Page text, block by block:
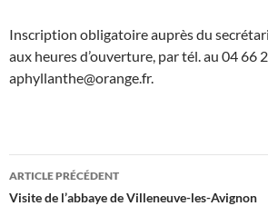
Inscription obligatoire auprès du
aux heures d’ouverture, par tél. au 04 66
aphyllanthe@orange.fr.
Navigation
des
ARTICLE PRÉCÉDENT
Visite de l’abbaye de Villeneuve-les-Avignon